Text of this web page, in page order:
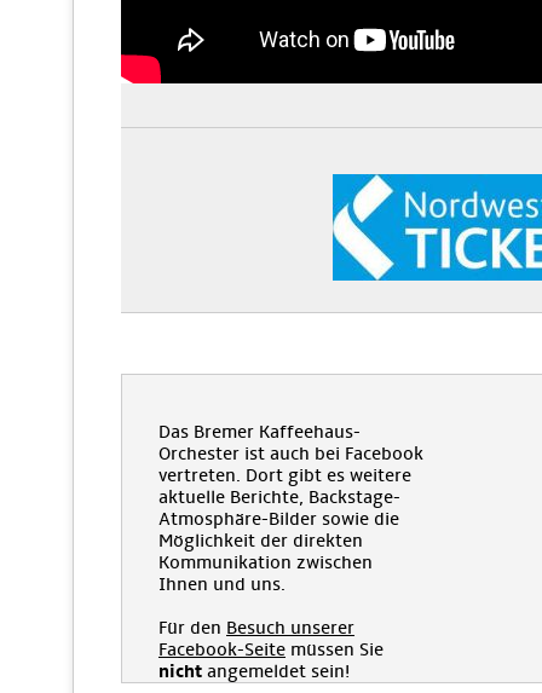
Das Bremer Kaffeehaus-
Orchester ist auch bei Facebook
vertreten. Dort gibt es weitere
aktuelle Berichte, Backstage-
Atmosphäre-Bilder sowie die
Möglichkeit der direkten
Kommunikation zwischen
Ihnen und uns.
Für den Besuch unserer
Facebook-Seite müssen Sie
nicht angemeldet sein!